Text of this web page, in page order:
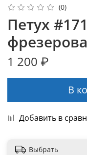
(0)
Петух #171
1 200 ₽
В
Добавить в
Выбрать